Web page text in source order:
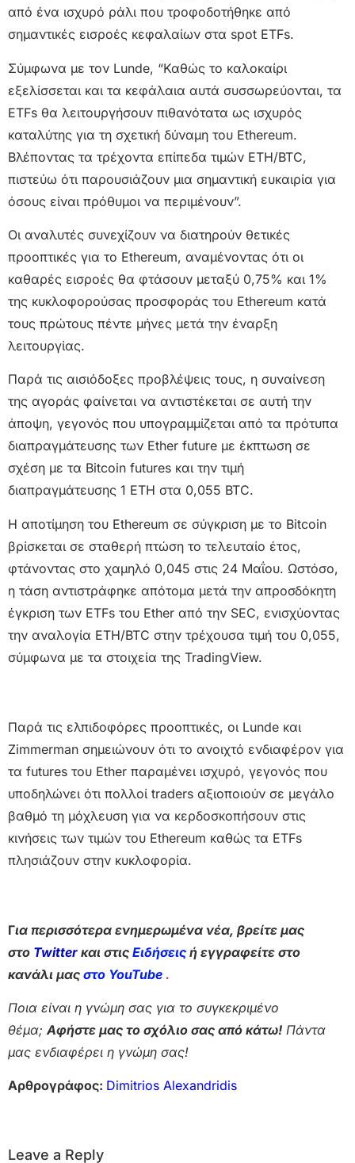
από ένα ισχυρό ράλι που τροφοδοτήθηκε από
σημαντικές εισροές κεφαλαίων στα spot ETFs.
Σύμφωνα με τον Lunde, “Καθώς το καλοκαίρι
εξελίσσεται και τα κεφάλαια αυτά συσσωρεύονται, τα
ETFs θα λειτουργήσουν πιθανότατα ως ισχυρός
καταλύτης για τη σχετική δύναμη του Ethereum.
Βλέποντας τα τρέχοντα επίπεδα τιμών ETH/BTC,
πιστεύω ότι παρουσιάζουν μια σημαντική ευκαιρία για
όσους είναι πρόθυμοι να περιμένουν”.
Οι αναλυτές συνεχίζουν να διατηρούν θετικές
προοπτικές για το Ethereum, αναμένοντας ότι οι
καθαρές εισροές θα φτάσουν μεταξύ 0,75% και 1%
της κυκλοφορούσας προσφοράς του Ethereum κατά
τους πρώτους πέντε μήνες μετά την έναρξη
λειτουργίας.
Παρά τις αισιόδοξες προβλέψεις τους, η συναίνεση
της αγοράς φαίνεται να αντιστέκεται σε αυτή την
άποψη, γεγονός που υπογραμμίζεται από τα πρότυπα
διαπραγμάτευσης των Ether future με έκπτωση σε
σχέση με τα Bitcoin futures και την τιμή
διαπραγμάτευσης 1 ETH στα 0,055 BTC.
Η αποτίμηση του Ethereum σε σύγκριση με το Bitcoin
βρίσκεται σε σταθερή πτώση το τελευταίο έτος,
φτάνοντας στο χαμηλό 0,045 στις 24 Μαΐου. Ωστόσο,
η τάση αντιστράφηκε απότομα μετά την απροσδόκητη
έγκριση των ETFs του Ether από την SEC, ενισχύοντας
την αναλογία ETH/BTC στην τρέχουσα τιμή του 0,055,
σύμφωνα με τα στοιχεία της TradingView.
Παρά τις ελπιδοφόρες προοπτικές, οι Lunde και
Zimmerman σημειώνουν ότι το ανοιχτό ενδιαφέρον για
τα futures του Ether παραμένει ισχυρό, γεγονός που
υποδηλώνει ότι πολλοί traders αξιοποιούν σε μεγάλο
βαθμό τη μόχλευση για να κερδοσκοπήσουν στις
κινήσεις των τιμών του Ethereum καθώς τα ETFs
πλησιάζουν στην κυκλοφορία.
Για περισσότερα ενημερωμένα νέα, βρείτε μας
στο Twitter και στις Ειδήσεις ή εγγραφείτε στο
κανάλι μας στο YouTube .
Ποια είναι η γνώμη σας για το συγκεκριμένο
θέμα;Αφήστε μας το σχόλιο σας από κάτω! Πάντα
μας ενδιαφέρει η γνώμη σας!
Αρθρογράφος: Dimitrios Alexandridis
Leave a Reply